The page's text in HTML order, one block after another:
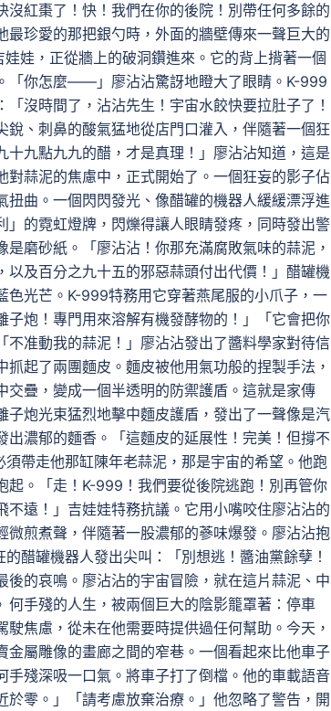
紅棗了！快！我們在你的後院！別帶任何多餘的
珍愛的那把銀勺時，外面的牆壁傳來一聲巨大的
娃，正從牆上的破洞鑽進來。它的背上揹著一個
「你怎麼——」廖沾沾驚訝地瞪大了眼睛。K-999
「沒時間了，沾沾先生！宇宙水餃快要拉肚子了！
、刺鼻的酸氣猛地從店門口灌入，伴隨著一個狂
九點九九的醋，才是真理！」廖沾沾知道，這是
對蒜泥的焦慮中，正式開始了。一個狂妄的影子佔
扭曲。一個閃閃發光、像醋罐的機器人緩緩漂浮進
的霓虹燈牌，閃爍得讓人眼睛發疼，同時發出警
磨砂紙。「廖沾沾！你那充滿腐敗氣味的蒜泥，
及百分之九十五的邪惡蒜頭付出代價！」醋罐機
色光芒。K-999特務用它穿著燕尾服的小爪子，一
炮！專門用來溶解有機發酵物的！」「它會把你
准動我的蒜泥！」廖沾沾發出了醬料學家對待信
起了兩團麵皮。麵皮被他用氣功般的捏製手法，
疊，變成一個半透明的防禦護盾。這就是家傳
子炮光束猛烈地擊中麵皮護盾，發出了一聲像是汽
濃郁的麵香。「這麵皮的延展性！完美！但撐不
帶走他那缸陳年老蒜泥，那是宇宙的希望。他跑
起。「走！K-999！我們要從後院逃跑！別再管你
遠！」吉娃娃特務抗議。它用小嘴咬住廖沾沾的
煎煮聲，伴隨著一股濃郁的蔘味爆發。廖沾沾抱
醋罐機器人發出尖叫：「別想逃！醬油黨餘孽！
的哀鳴。廖沾沾的宇宙冒險，就在這片蒜泥、中
手殘的人生，被兩個巨大的陰影籠罩著：停車
焦慮，從未在他需要時提供過任何幫助。今天，
屬雕像的畫廊之間的窄巷。一個看起來比他車子
殘深吸一口氣。將車子打了倒檔。他的車載語音
零。」「請考慮放棄治療。」他忽略了警告，開